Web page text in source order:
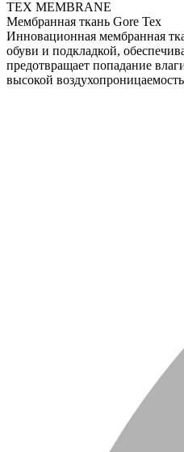
TEX MEMBRANE
Мембранная ткань Gore Tex
Инновационная мембранная
обуви и подкладкой,
предотвращает попадание
высокой